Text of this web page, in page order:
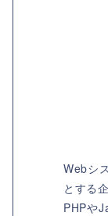
Webシ
とする
PHPや